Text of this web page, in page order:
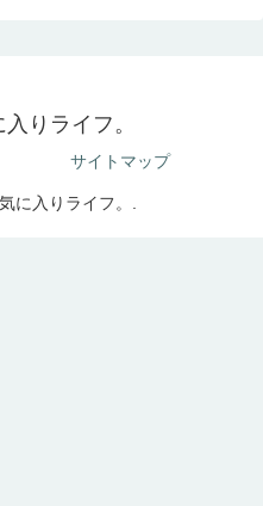
りライフ。
サイトマップ
に入りライフ。.